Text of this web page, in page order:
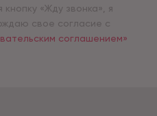
кнопку «Жду звонка», я
свое согласие с
соглашением»